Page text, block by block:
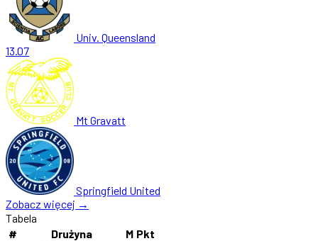
Univ. Queensland
13.07
Mt Gravatt
Springfield United
Zobacz więcej →
Tabela
#
Drużyna M Pkt